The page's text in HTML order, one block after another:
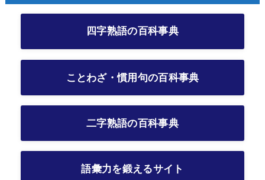
四字熟語の百科事典
ことわざ・慣用句の百科事典
二字熟語の百科事典
語彙力を鍛えるサイト